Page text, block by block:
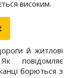
високим.
й житлові
повідомляє
борються з